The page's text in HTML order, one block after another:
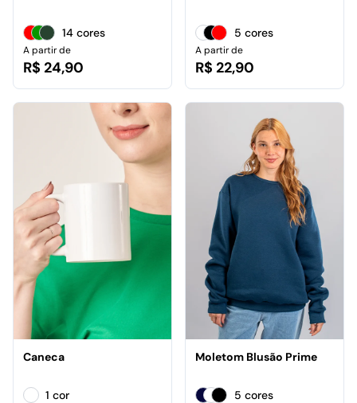
14 cores
A partir de
R$ 24,90
5 cores
A partir de
R$ 22,90
Caneca
1 cor
Moletom Blusão Prime
5 cores